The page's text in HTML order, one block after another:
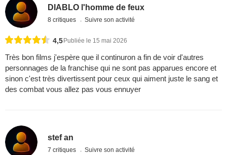
DIABLO l'homme de feux
8 critiques Suivre son activité
4,5 Publiée le 15 mai 2026
Très bon films j'espère que il continuron a fin de voir d'autres
personnages de la franchise qui ne sont pas apparues encore et
sinon c'est très divertissent pour ceux qui aiment juste le sang et
des combat vous allez pas vous ennuyer
stef an
7 critiques Suivre son activité